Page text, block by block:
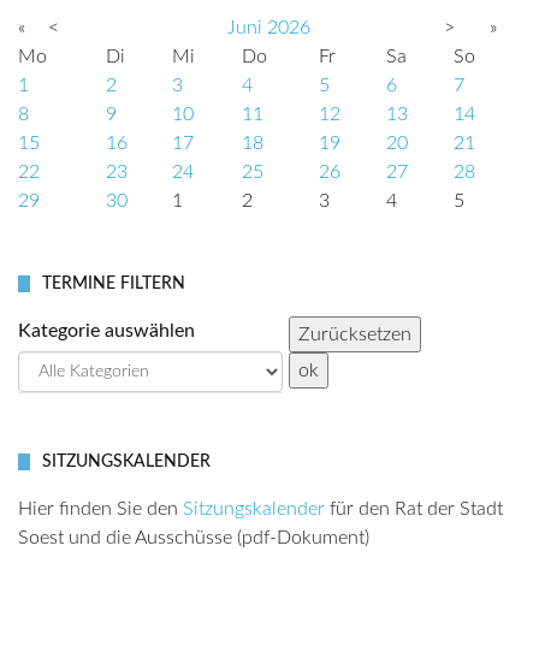
« < Juni 2026 >
»
Mo
Di Mi Do Fr Sa
So
1
2 3 4 5 6
7
8
9 10 11 12 13
14
15
16 17 18 19 20
21
22
23 24 25 26 27
28
29
30 1 2 3 4 5
TERMINE FILTERN
Kategorie auswählen
SITZUNGSKALENDER
Hier finden Sie den Sitzungskalender für den Rat der Stadt
Soest und die Ausschüsse (pdf-Dokument)